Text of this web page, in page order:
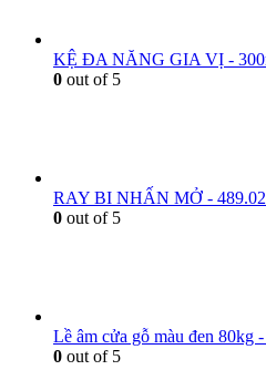
KỆ ĐA NĂNG GIA VỊ -
0 out of 5
RAY BI NHẤN MỞ -
0 out of 5
Lề âm cửa gỗ màu đen 80kg
0 out of 5